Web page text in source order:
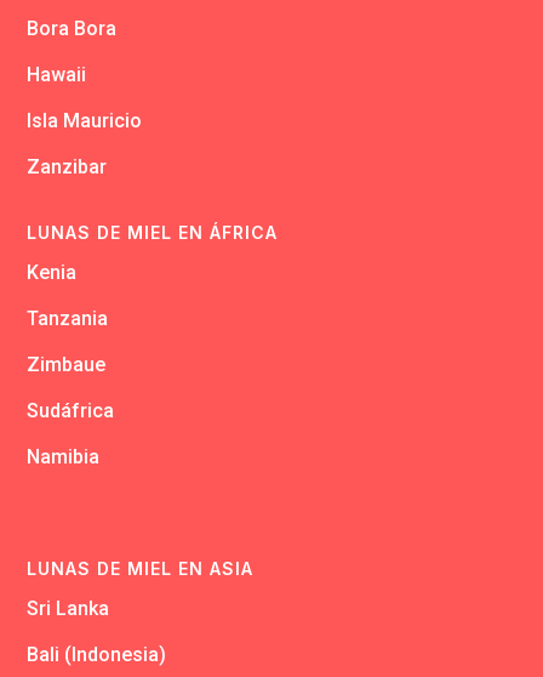
Bora Bora
Hawaii
Isla Mauricio
Zanzibar
LUNAS DE MIEL EN ÁFRICA
Kenia
Tanzania
Zimbaue
Sudáfrica
Namibia
LUNAS DE MIEL EN ASIA
Sri Lanka
Bali (Indonesia)